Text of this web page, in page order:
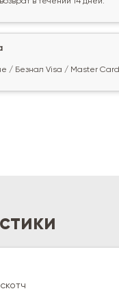
/ Безнал Visa / Master Card
скотч